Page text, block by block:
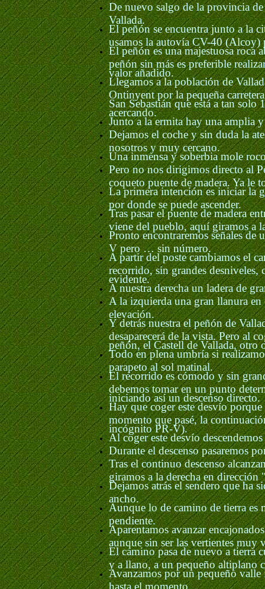
De nuevo salgo de la provincia
Vallada.
El peñón se encuentra junto a la
usamos la autovía CV-40 (Alcoy)
El peñón es una majestuosa roca
peñón sin más es preferible
valor añadido.
Llegamos a la población de
Ontinyent por la pequeña
San Sebastián que está a tan
acercando.
Junto a la ermita hay una amplia
Dejamos el coche y sin duda la
nosotros y muy cercano.
Una inmensa y soberbia mole
Pero no nos dirigimos directo al
coqueto puente de madera. Ya le
La primera intención es iniciar la
por donde se puede ascender.
Tras pasar el puente de madera
viene del pueblo, aquí giramos a
Pronto encontraremos señales
V pero … sin número.
A partir del poste cambiamos el
recorrido, sin grandes desniveles,
evidente.
A nuestra derecha un ladera de
A la izquierda una gran llanura en
elevación.
Y detrás nuestra el peñón de
desaparecerá de la vista. Pero al
peñón, el Castell de Vallada, otro
Todo en plena umbría si
parapeto al sol matinal.
El recorrido es cómodo y sin
debemos tomar en un punto
iniciando así un descenso directo.
Hay que coger este desvío
momento que pasé, la
incógnito PR-V).
Al coger este desvío
Durante el descenso pasaremos
Tras el continuo descenso
giramos a la derecha en
Dejamos atrás el sendero que ha
ancho.
Aunque lo de camino de tierra es
pendiente.
Aparentamos avanzar
aunque sin ser las vertientes muy
El camino pasa de nuevo a tierra
y a llano, a un pequeño altiplano
Avanzamos por un pequeño
hasta el momento.